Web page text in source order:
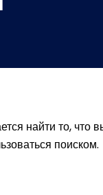
найти то, что
поиском.